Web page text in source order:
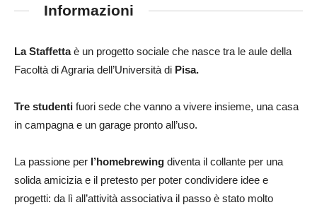
Informazioni
La Staffettaè un progetto sociale che nasce tra le aule della
Facoltà di Agraria dell’Università di Pisa.
Tre studenti fuori sede che vanno a vivere insieme, una casa
in campagna e un garage pronto all’uso.
La passione per l’homebrewing diventa il collante per una
solida amicizia e il pretesto per poter condividere idee e
progetti: da lì all’attività associativa il passo è stato molto